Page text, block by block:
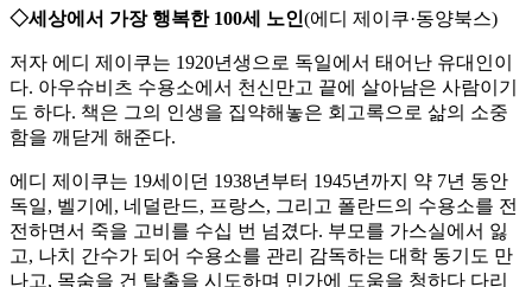
◇세상에서 가장 행복한 100세 노인(에디 제이쿠·동양북스)
저자 에디 제이쿠는 1920년생으로 독일에서 태어난 유대인이
다. 아우슈비츠 수용소에서 천신만고 끝에 살아남은 사람이기
도 하다. 책은 그의 인생을 집약해놓은 회고록으로 삶의 소중
함을 깨닫게 해준다.
에디 제이쿠는 19세이던 1938년부터 1945년까지 약 7년 동안
독일, 벨기에, 네덜란드, 프랑스, 그리고 폴란드의 수용소를 전
전하면서 죽을 고비를 수십 번 넘겼다. 부모를 가스실에서 잃
고, 나치 간수가 되어 수용소를 관리 감독하는 대학 동기도 만
나고, 목숨을 건 탈출을 시도하며 민가에 도움을 청하다 다리